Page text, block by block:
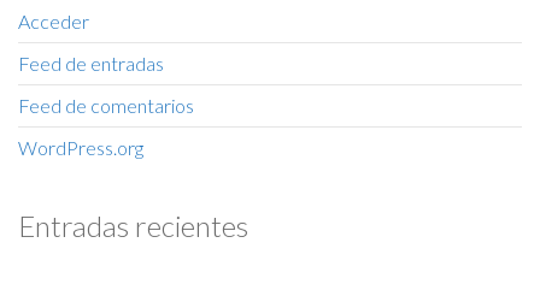
Acceder
Feed de entradas
Feed de comentarios
WordPress.org
Entradas recientes